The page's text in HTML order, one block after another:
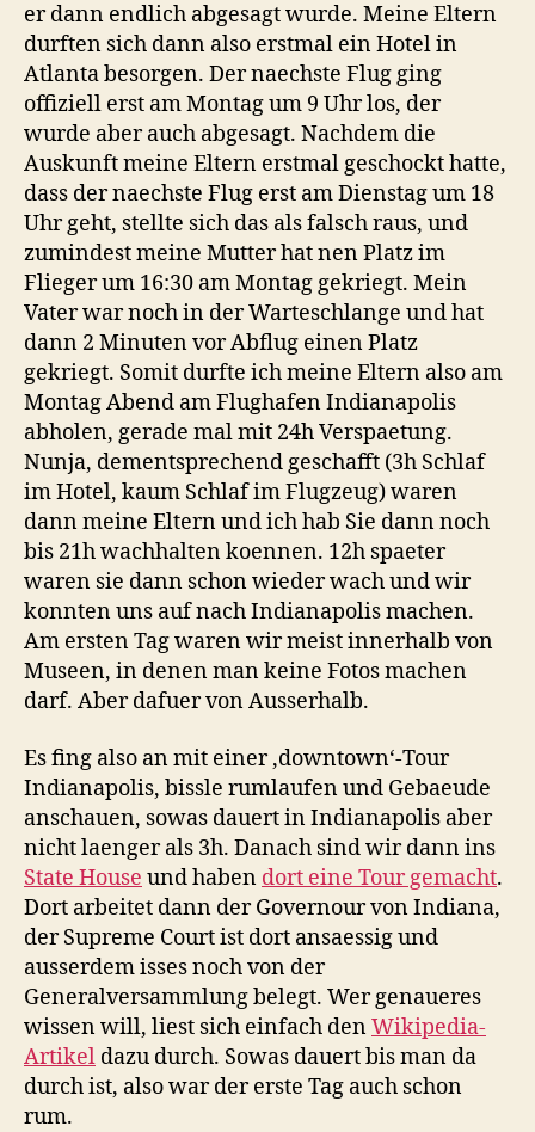
er dann endlich abgesagt wurde. Meine Eltern
durften sich dann also erstmal ein Hotel in
Atlanta besorgen. Der naechste Flug ging
offiziell erst am Montag um 9 Uhr los, der
wurde aber auch abgesagt. Nachdem die
Auskunft meine Eltern erstmal geschockt hatte,
dass der naechste Flug erst am Dienstag um 18
Uhr geht, stellte sich das als falsch raus, und
zumindest meine Mutter hat nen Platz im
Flieger um 16:30 am Montag gekriegt. Mein
Vater war noch in der Warteschlange und hat
dann 2 Minuten vor Abflug einen Platz
gekriegt. Somit durfte ich meine Eltern also am
Montag Abend am Flughafen Indianapolis
abholen, gerade mal mit 24h Verspaetung.
Nunja, dementsprechend geschafft (3h Schlaf
im Hotel, kaum Schlaf im Flugzeug) waren
dann meine Eltern und ich hab Sie dann noch
bis 21h wachhalten koennen. 12h spaeter
waren sie dann schon wieder wach und wir
konnten uns auf nach Indianapolis machen.
Am ersten Tag waren wir meist innerhalb von
Museen, in denen man keine Fotos machen
darf. Aber dafuer von Ausserhalb.
Es fing also an mit einer ‚downtown‘-Tour
Indianapolis, bissle rumlaufen und Gebaeude
anschauen, sowas dauert in Indianapolis aber
nicht laenger als 3h. Danach sind wir dann ins
State House und haben dort eine Tour gemacht.
Dort arbeitet dann der Governour von Indiana,
der Supreme Court ist dort ansaessig und
ausserdem isses noch von der
Generalversammlung belegt. Wer genaueres
wissen will, liest sich einfach denWikipedia-
Artikel dazu durch. Sowas dauert bis man da
durch ist, also war der erste Tag auch schon
rum.